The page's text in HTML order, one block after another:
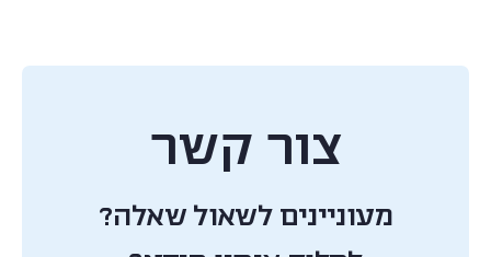
צור קשר
מעוניינים לשאול שאלה?